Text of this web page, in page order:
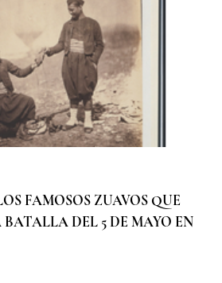
FAMOSOS ZUAVOS QUE
DEL 5 DE MAYO EN